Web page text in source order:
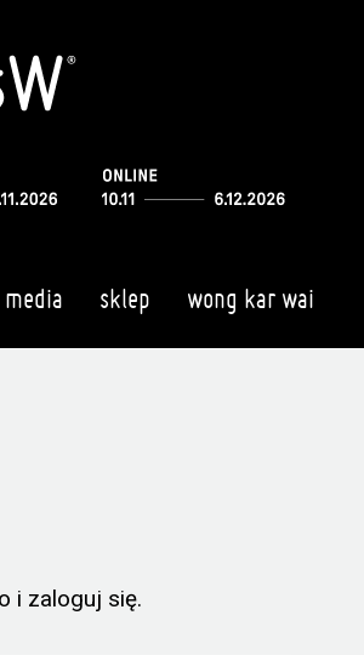
media sklep wong kar wai
i zaloguj się.